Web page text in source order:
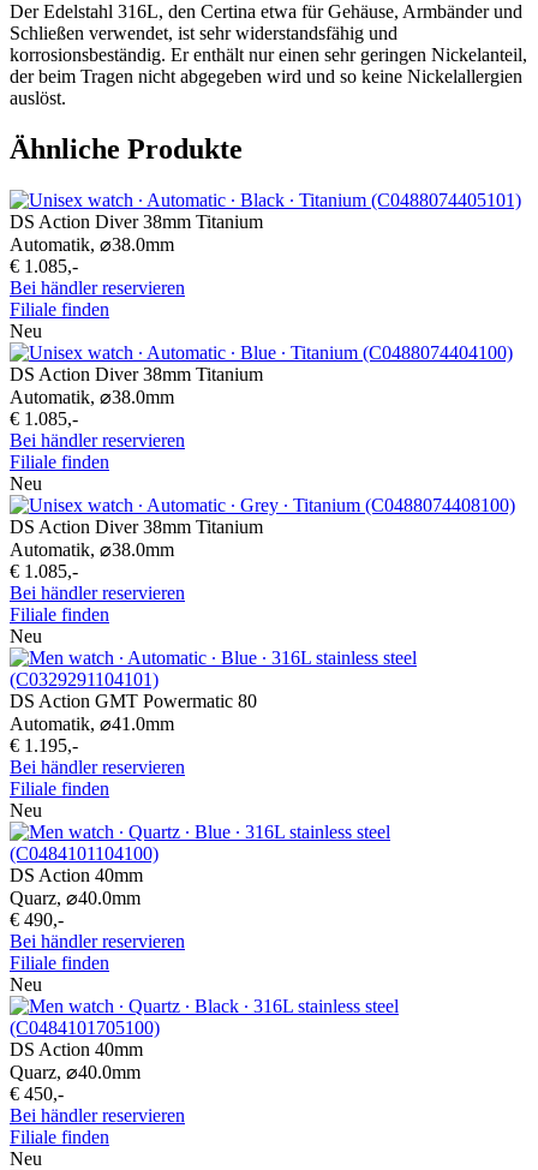
Der Edelstahl 316L, den Certina etwa für Gehäuse, Armbänder und
Schließen verwendet, ist sehr widerstandsfähig und
korrosionsbeständig. Er enthält nur einen sehr geringen Nickelanteil,
der beim Tragen nicht abgegeben wird und so keine Nickelallergien
auslöst.
Ähnliche Produkte
DS Action Diver 38mm Titanium
Automatik, ⌀38.0mm
€ 1.085,-
Bei händler reservieren
Filiale finden
Neu
DS Action Diver 38mm Titanium
Automatik, ⌀38.0mm
€ 1.085,-
Bei händler reservieren
Filiale finden
Neu
DS Action Diver 38mm Titanium
Automatik, ⌀38.0mm
€ 1.085,-
Bei händler reservieren
Filiale finden
Neu
DS Action GMT Powermatic 80
Automatik, ⌀41.0mm
€ 1.195,-
Bei händler reservieren
Filiale finden
Neu
DS Action 40mm
Quarz, ⌀40.0mm
€ 490,-
Bei händler reservieren
Filiale finden
Neu
DS Action 40mm
Quarz, ⌀40.0mm
€ 450,-
Bei händler reservieren
Filiale finden
Neu